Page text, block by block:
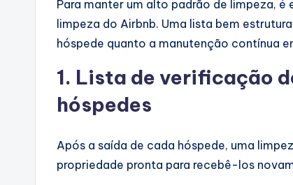
Para manter um alto padrão de limpeza,
limpeza do Airbnb. Uma lista bem
hóspede quanto a manutenção contínua
1. Lista de verificação
hóspedes
Após a saída de cada hóspede, uma
propriedade pronta para recebê-los